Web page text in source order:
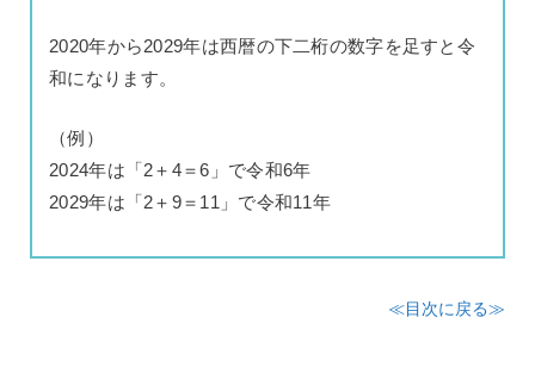
2020年から2029年は西暦の下二桁の数字を足すと令
和になります。
（例）
2024年は「2＋4＝6」で令和6年
2029年は「2＋9＝11」で令和11年
≪目次に戻る≫